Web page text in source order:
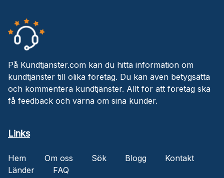
På Kundtjanster.com kan du hitta information om
kundtjänster till olika företag. Du kan även betygsätta
och kommentera kundtjänster. Allt för att företag ska
få feedback och värna om sina kunder.
Links
Hem Om oss Sök Blogg
Kontakt
Länder
FAQ